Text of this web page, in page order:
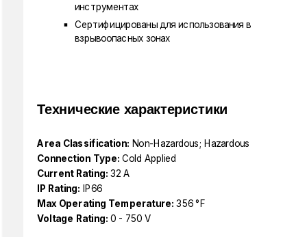
инструментах
Сертифицированы для использования в
взрывоопасных зонах
Технические характеристики
Area Classification: Non-Hazardous; Hazardous
Connection Type: Cold Applied
Current Rating: 32 A
IP Rating: IP66
Max Operating Temperature: 356 °F
Voltage Rating: 0 - 750 V